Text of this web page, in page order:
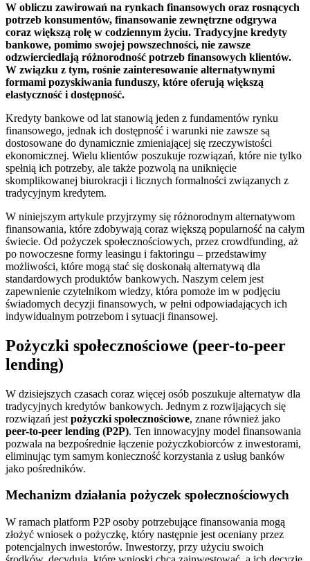
W obliczu zawirowań na rynkach finansowych oraz rosnących
potrzeb konsumentów, finansowanie zewnętrzne odgrywa
coraz większą rolę w codziennym życiu. Tradycyjne kredyty
bankowe, pomimo swojej powszechności, nie zawsze
odzwierciedlają różnorodność potrzeb finansowych klientów.
W związku z tym, rośnie zainteresowanie alternatywnymi
formami pozyskiwania funduszy, które oferują większą
elastyczność i dostępność.
Kredyty bankowe od lat stanowią jeden z fundamentów rynku
finansowego, jednak ich dostępność i warunki nie zawsze są
dostosowane do dynamicznie zmieniającej się rzeczywistości
ekonomicznej. Wielu klientów poszukuje rozwiązań, które nie tylko
spełnią ich potrzeby, ale także pozwolą na uniknięcie
skomplikowanej biurokracji i licznych formalności związanych z
tradycyjnym kredytem.
W niniejszym artykule przyjrzymy się różnorodnym alternatywom
finansowania, które zdobywają coraz większą popularność na całym
świecie. Od pożyczek społecznościowych, przez crowdfunding, aż
po nowoczesne formy leasingu i faktoringu – przedstawimy
możliwości, które mogą stać się doskonałą alternatywą dla
standardowych produktów bankowych. Naszym celem jest
zapewnienie czytelnikom wiedzy, która pomoże im w podjęciu
świadomych decyzji finansowych, w pełni odpowiadających ich
indywidualnym potrzebom i sytuacji finansowej.
Pożyczki społecznościowe (peer-to-peer
lending)
W dzisiejszych czasach coraz więcej osób poszukuje alternatyw dla
tradycyjnych kredytów bankowych. Jednym z rozwijających się
rozwiązań jest pożyczki społecznościowe, znane również jako
peer-to-peer lending (P2P). Ten innowacyjny model finansowania
pozwala na bezpośrednie łączenie pożyczkobiorców z inwestorami,
eliminując tym samym konieczność korzystania z usług banków
jako pośredników.
Mechanizm działania pożyczek społecznościowych
W ramach platform P2P osoby potrzebujące finansowania mogą
złożyć wniosek o pożyczkę, który następnie jest oceniany przez
potencjalnych inwestorów. Inwestorzy, przy użyciu swoich